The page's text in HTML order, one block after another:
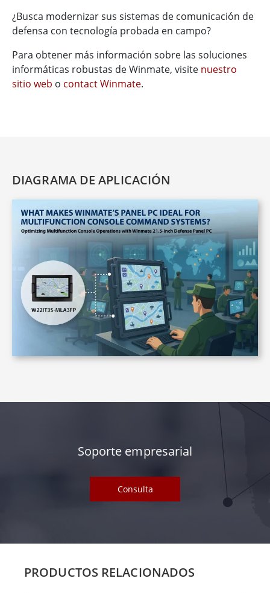
¿Busca modernizar sus sistemas de comunicación de
defensa con tecnología probada en campo?
Para obtener más información sobre las soluciones
informáticas robustas de Winmate, visite nuestro
sitio web o contact Winmate.
DIAGRAMA DE APLICACIÓN
Soporte empresarial
Consulta
PRODUCTOS RELACIONADOS